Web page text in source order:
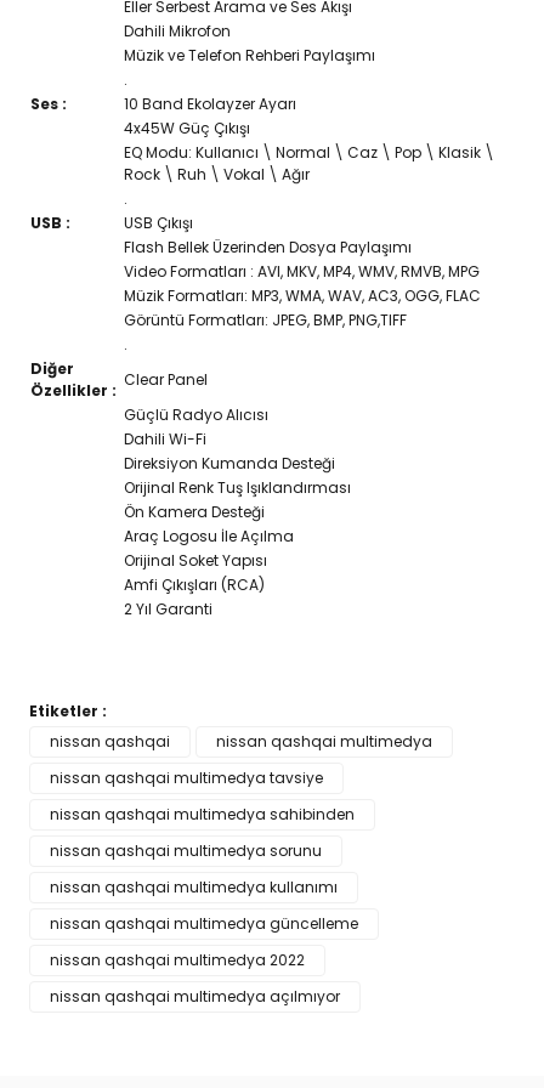
Eller Serbest Arama ve Ses Akışı
Dahili Mikrofon
Müzik ve Telefon Rehberi Paylaşımı
.
Ses :
10 Band Ekolayzer Ayarı
4x45W Güç Çıkışı
EQ Modu: Kullanıcı \ Normal \ Caz \ Pop \ Klasik \
Rock \ Ruh \ Vokal \ Ağır
.
USB :
USB Çıkışı
Flash Bellek Üzerinden Dosya Paylaşımı
Video Formatları : AVI, MKV, MP4, WMV, RMVB, MPG
Müzik Formatları: MP3, WMA, WAV, AC3, OGG, FLAC
Görüntü Formatları: JPEG, BMP, PNG,TIFF
.
Diğer
Özellikler :
Clear Panel
Güçlü Radyo Alıcısı
Dahili Wi-Fi
Direksiyon Kumanda Desteği
Orijinal Renk Tuş Işıklandırması
Ön Kamera Desteği
Araç Logosu İle Açılma
Orijinal Soket Yapısı
Amfi Çıkışları (RCA)
2 Yıl Garanti
Bu ürüne ilk yorumu siz yapın!
Yorum Yaz
Bu ürünün fiyat bilgisi, resim, ürün açıklamalarında ve diğer
kullanarak tarafımıza iletebilirsiniz.
Görüş ve önerileriniz için teşekkür ederiz.
Ürün bilgilerinde hatalar bulunuyor.
Ürün fiyatı diğer sitelerden daha pahalı.
Bu ürüne benzer farklı alternatifler olmalı.
Etiketler :
nissan qashqai
nissan qashqai multimedya
nissan qashqai multimedya tavsiye
nissan qashqai multimedya sahibinden
nissan qashqai multimedya sorunu
nissan qashqai multimedya kullanımı
nissan qashqai multimedya güncelleme
nissan qashqai multimedya 2022
nissan qashqai multimedya açılmıyor